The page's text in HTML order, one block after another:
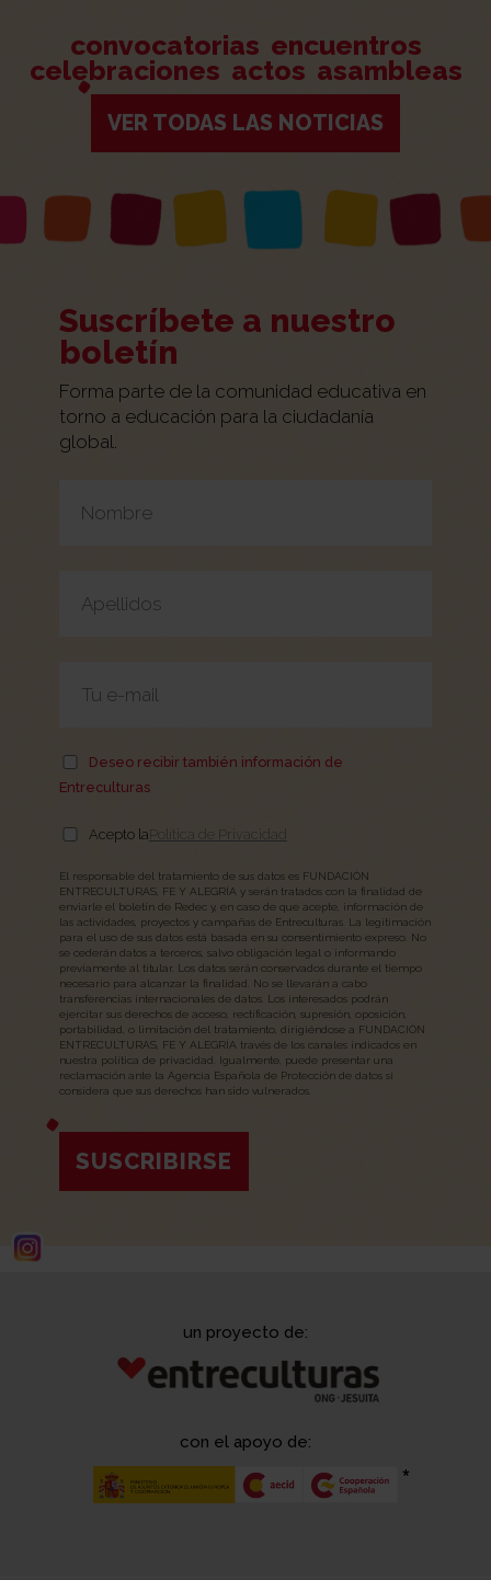
convocatorias encuentros
celebraciones actos asambleas
VER TODAS LAS NOTICIAS
Suscríbete a nuestro
boletín
Forma parte de la comunidad educativa en
torno a educación para la ciudadanía
global.
Deseo recibir también información de
Entreculturas
Acepto laPolítica de Privacidad
El responsable del tratamiento de sus datos es FUNDACIÓN
ENTRECULTURAS, FE Y ALEGRÍA y serán tratados con la finalidad de
enviarle el boletín de Redec y, en caso de que acepte, información de
las actividades, proyectos y campañas de Entreculturas. La legitimación
para el uso de sus datos está basada en su consentimiento expreso. No
se cederán datos a terceros, salvo obligación legal o informando
previamente al titular. Los datos serán conservados durante el tiempo
necesario para alcanzar la finalidad. No se llevarán a cabo
transferencias internacionales de datos. Los interesados podrán
ejercitar sus derechos de acceso, rectificación, supresión, oposición,
portabilidad, o limitación del tratamiento, dirigiéndose a FUNDACIÓN
ENTRECULTURAS, FE Y ALEGRÍA través de los canales indicados en
nuestra política de privacidad. Igualmente, puede presentar una
reclamación ante la Agencia Española de Protección de datos si
considera que sus derechos han sido vulnerados.
SUSCRIBIRSE
un proyecto de:
con el apoyo de: